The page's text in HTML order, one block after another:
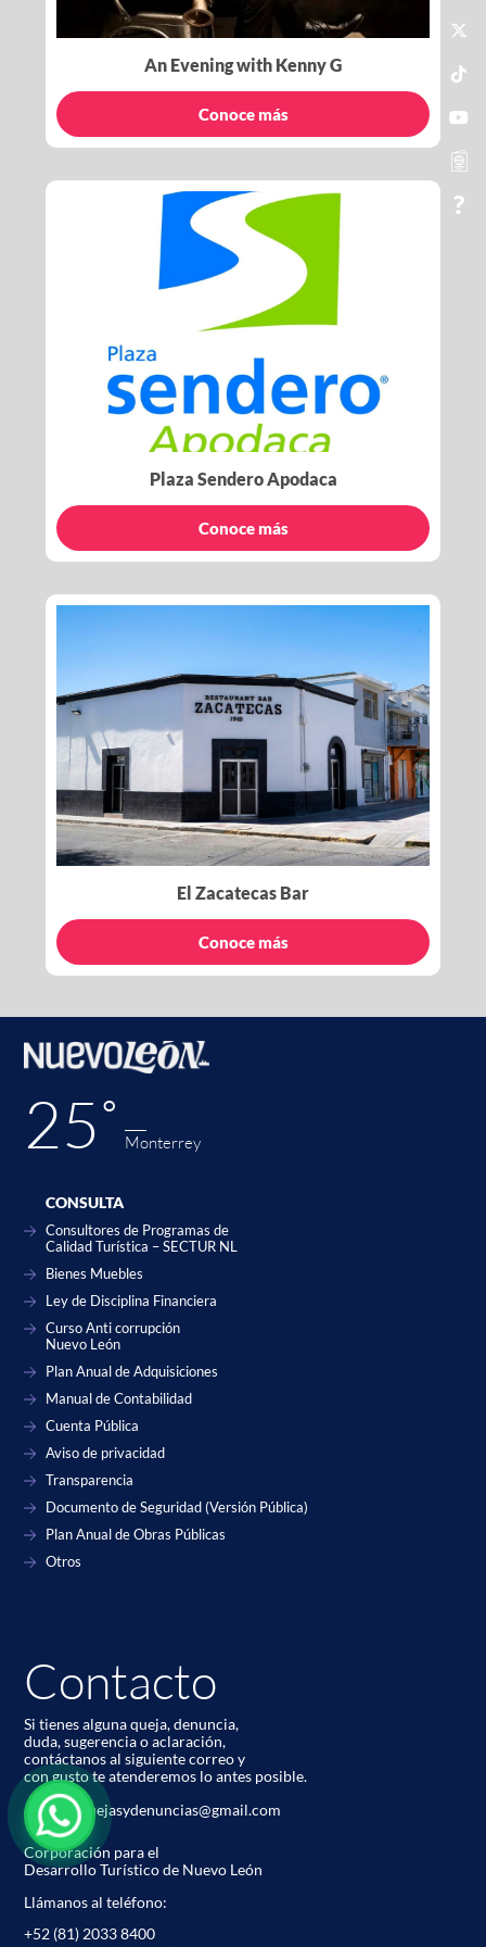
An Evening with Kenny G
Conoce más
Plaza Sendero Apodaca
Conoce más
El Zacatecas Bar
Conoce más
25˚ Monterrey
CONSULTA
Consultores de Programas de
Calidad Turística – SECTUR NL
Bienes Muebles
Ley de Disciplina Financiera
Curso Anti corrupción
Nuevo León
Plan Anual de Adquisiciones
Manual de Contabilidad
Cuenta Pública
Aviso de privacidad
Transparencia
Documento de Seguridad (Versión Pública)
Plan Anual de Obras Públicas
Otros
Contacto
Si tienes alguna queja, denuncia,
duda, sugerencia o aclaración,
contáctanos al siguiente correo y
con gusto te atenderemos lo antes posible.
codetur.quejasydenuncias@gmail.com
Corporación para el
Desarrollo Turístico de Nuevo León
Llámanos al teléfono:
+52 (81) 2033 8400